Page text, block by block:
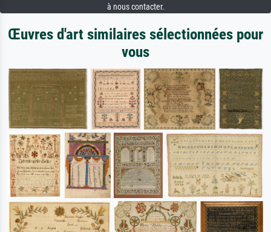
à nous contacter.
Œuvres d'art similaires sélectionnées pour
vous